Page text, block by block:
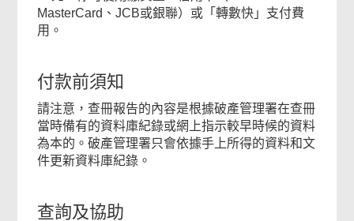
MasterCard、JCB或銀聯）或「轉數快」支付費
用。
付款前須知
請注意，查冊報告的內容是根據破產管理署在查冊
當時備有的資料庫紀錄或網上指示較早時候的資料
為本的。破產管理署只會依據手上所得的資料和文
件更新資料庫紀錄。
查詢及協助